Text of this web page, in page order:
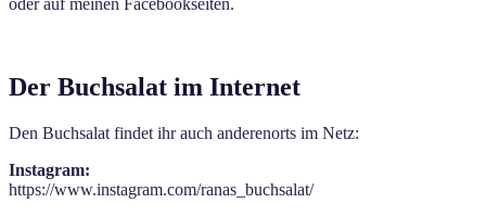
oder auf meinen Facebookseiten.
Der Buchsalat im Internet
Den Buchsalat findet ihr auch anderenorts im Netz:
Instagram:
https://www.instagram.com/ranas_buchsalat/